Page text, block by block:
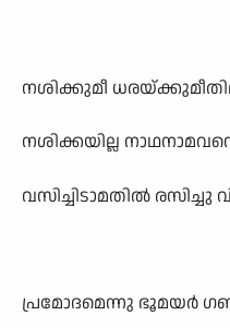
നശിക്കുമീ
നശിക്കയില്ല
വസിച്ചിടാമതിൽ രസിച്ചു
പ്രമോദമെന്നു ഭൂമയർ